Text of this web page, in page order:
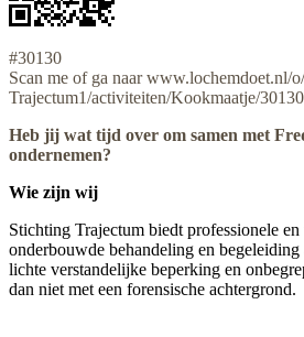
#30130
Scan me of ga naar www.lochemdoet.nl/
Trajectum1/activiteiten/Kookmaatje/
Heb jij wat tijd over om samen met
ondernemen?
Wie zijn wij
Stichting Trajectum biedt professionele
onderbouwde behandeling en begeleiding
lichte verstandelijke beperking en
dan niet met een forensische achtergrond.